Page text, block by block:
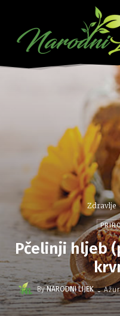
Zdravlje
Pčelinji hljeb
By NARODNI LIJEK -